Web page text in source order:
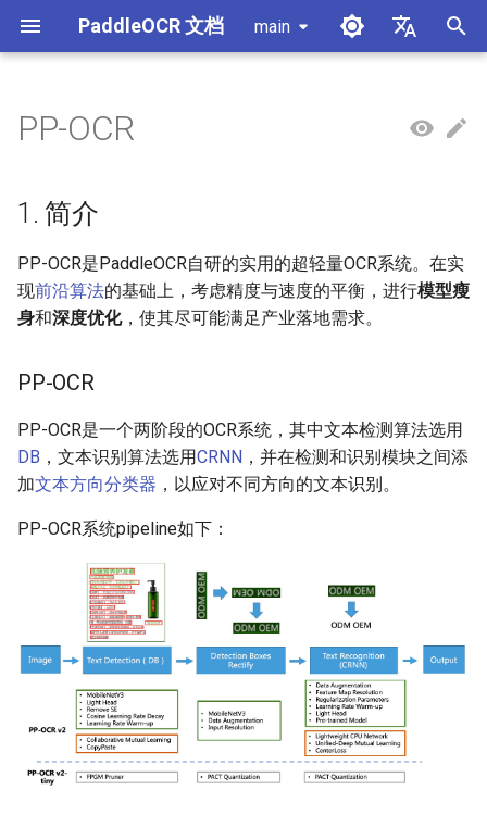
PaddleOCR 文档 main
English
化
搜
索
擎
使用教程
PP-OCRv6简介
使用教程
PP-StructureV3简介
使用教程
PP-ChatOCRv4简介
使用教程
PaddleOCR-VL-1.5简介
PaddleOCR-VL-1.6简介
PaddleOCR-VL简介
Blackwell 架构 GPU 使用教程
PaddleOCR-VL 昆仑芯 XPU
使用教程
PaddleOCR-VL 海光 DCU 使
PaddleOCR-VL 沐曦 GPU 使
PaddleOCR-VL 天数 GPU 使
PaddleOCR-VL 华为昇腾 NPU
使用教程
使用教程
本地推理
产线并行推理
C++ 本地部署
服务化
跨端部署 浏览器端部署
其它
Benchmark
MCP 服务器
Agent Skills
模块概述
文档图像方向分类模块
文档类视觉语言模型模块
公式识别模块
印章文本检测模块
表格单元格检测模块
表格分类模块
表格结构识别模块
文本检测模块
文本图像矫正模块
文本行方向分类模块
产线概述
公式识别产线
文档图像预处理产线
文档理解产线
PP-DocTranslation产线
数据标注
数据合成
数据集 垂类多语言OCR数据集
版面分析数据集
PaddleOCR 多硬件使用指南
昇腾 NPU 飞桨安装教程
昆仑 XPU 飞桨安装教程
PaddleOCR 与 PaddleX
PaddleOCR 3.x 升级说明
配置 paddleocr 包日志系统
概述
快速开始
模型列表
基于Python预测引擎推理
基于C++预测引擎推理
Visual Studio 2019
Community CMake 编译指南
服务化部署
Android部署
端侧部署
云上飞桨部署工具
Benchmark
社区贡献
附录
PP-OCR
1. 简介
PP-OCR是PaddleOCR自研的实用的超轻量OCR系统。在实
现前沿算法的基础上，考虑精度与速度的平衡，进行模型瘦
身和深度优化，使其尽可能满足产业落地需求。
PP-OCR
PP-OCR是一个两阶段的OCR系统，其中文本检测算法选用
DB ，文本识别算法选用CRNN ，并在检测和识别模块之间添
加文本方向分类器 ，以应对不同方向的文本识别。
PP-OCR系统pipeline如下：